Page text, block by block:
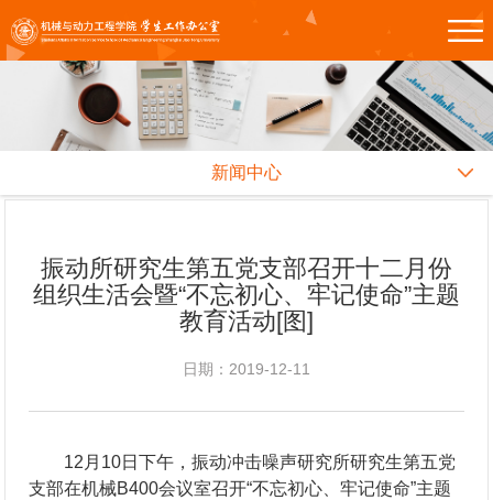
新闻中心
振动所研究生第五党支部召开十二月份
组织生活会暨“不忘初心、牢记使命”主题
教育活动[图]
日期：2019-12-11
12月10日下午，振动冲击噪声研究所研究生第五党
支部在机械B400会议室召开“不忘初心、牢记使命”主题